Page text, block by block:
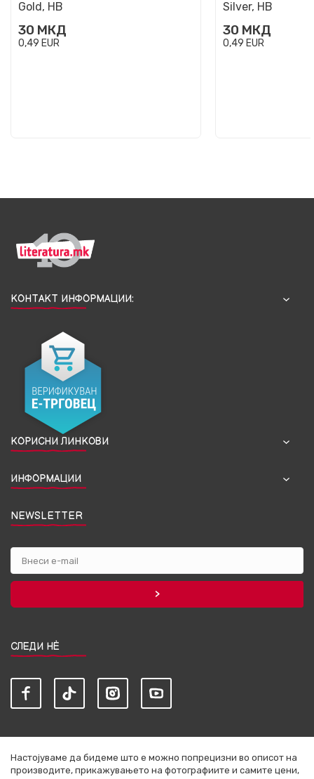
Gold, HB
30 МКД
0,49 EUR
Silver, HB
30 МКД
0,49 EUR
КОНТАКТ ИНФОРМАЦИИ:
КОРИСНИ ЛИНКОВИ
ИНФОРМАЦИИ
NEWSLETTER
СЛЕДИ НЀ
Настојуваме да бидеме што е можно попрецизни во описот на
производите, прикажувањето на фотографиите и самите цени,